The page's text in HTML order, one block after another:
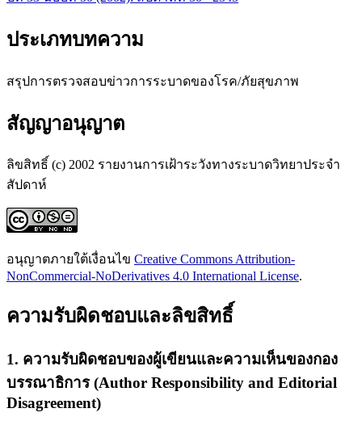
ประเภทบทความ
สรุปการตรวจสอบข่าวการระบาดของโรค/ภัยสุขภาพ
สัญญาอนุญาต
ลิขสิทธิ์ (c) 2002 รายงานการเฝ้าระวังทางระบาดวิทยาประจำ
สัปดาห์
อนุญาตภายใต้เงื่อนไข Creative Commons Attribution-
NonCommercial-NoDerivatives 4.0 International License.
ความรับผิดชอบและลิขสิทธิ์
1. ความรับผิดชอบของผู้เขียนและความเห็นของกอง
บรรณาธิการ (Author Responsibility and Editorial
Disagreement)